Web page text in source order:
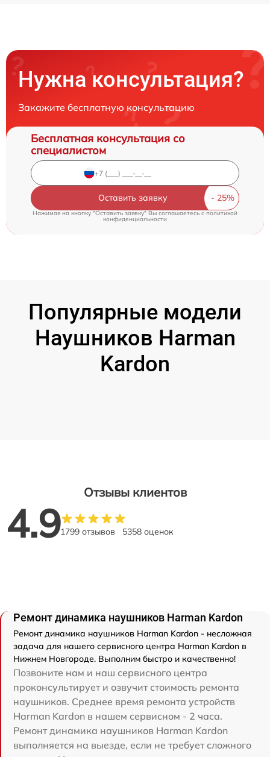
Нужна консультация?
Закажите бесплатную консультацию
Бесплатная консультация со
специалистом
Оставить заявку
Нажимая на кнопку "Оставить заявку" Вы соглашаетесь cполитикой
конфиденциальности
Популярные модели
Наушников Harman
Kardon
Отзывы клиентов
4.91799 отзывов 5358 оценок
Ремонт динамика наушников Harman Kardon
Ремонт динамика наушников Harman Kardon - несложная
задача для нашего сервисного центра Harman Kardon в
Нижнем Новгороде. Выполним быстро и качественно!
Позвоните нам и наш сервисного центра
проконсультирует и озвучит стоимость ремонта
наушников. Среднее время ремонта устройств
Harman Kardon в нашем сервисном - 2 часа.
Ремонт динамика наушников Harman Kardon
выполняется на выезде, если не требует сложного